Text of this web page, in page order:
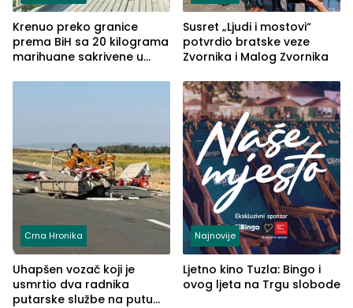
Krenuo preko granice
prema BiH sa 20 kilograma
marihuane sakrivene u
Susret „Ljudi i mostovi“
potvrdio bratske veze
Zvornika i Malog Zvornika
Crna Hronika
Uhapšen vozač koji je
usmrtio dva radnika
putarske službe na putu
Najnovije
Ljetno kino Tuzla: Bingo i
ovog ljeta na Trgu slobode